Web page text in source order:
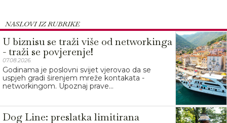
NASLOVI IZ RUBRIKE
U biznisu se traži više od networkinga
- traži se povjerenje!
07.08.2026.
Godinama je poslovni svijet vjerovao da se
uspjeh gradi širenjem mreže kontakata -
networkingom. Upoznaj prave...
Dog Line: preslatka limitirana